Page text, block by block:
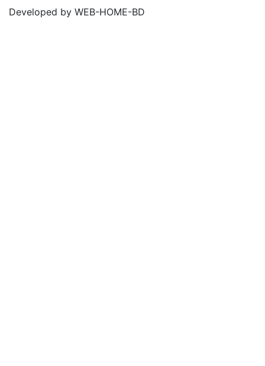
Developed by WEB-HOME-BD